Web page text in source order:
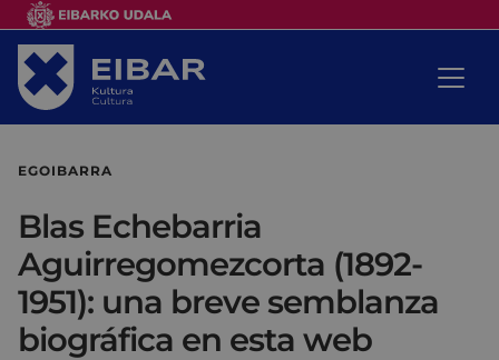
EGOIBARRA
Blas Echebarria
Aguirregomezcorta (1892-
1951): una breve semblanza
biográfica en esta web